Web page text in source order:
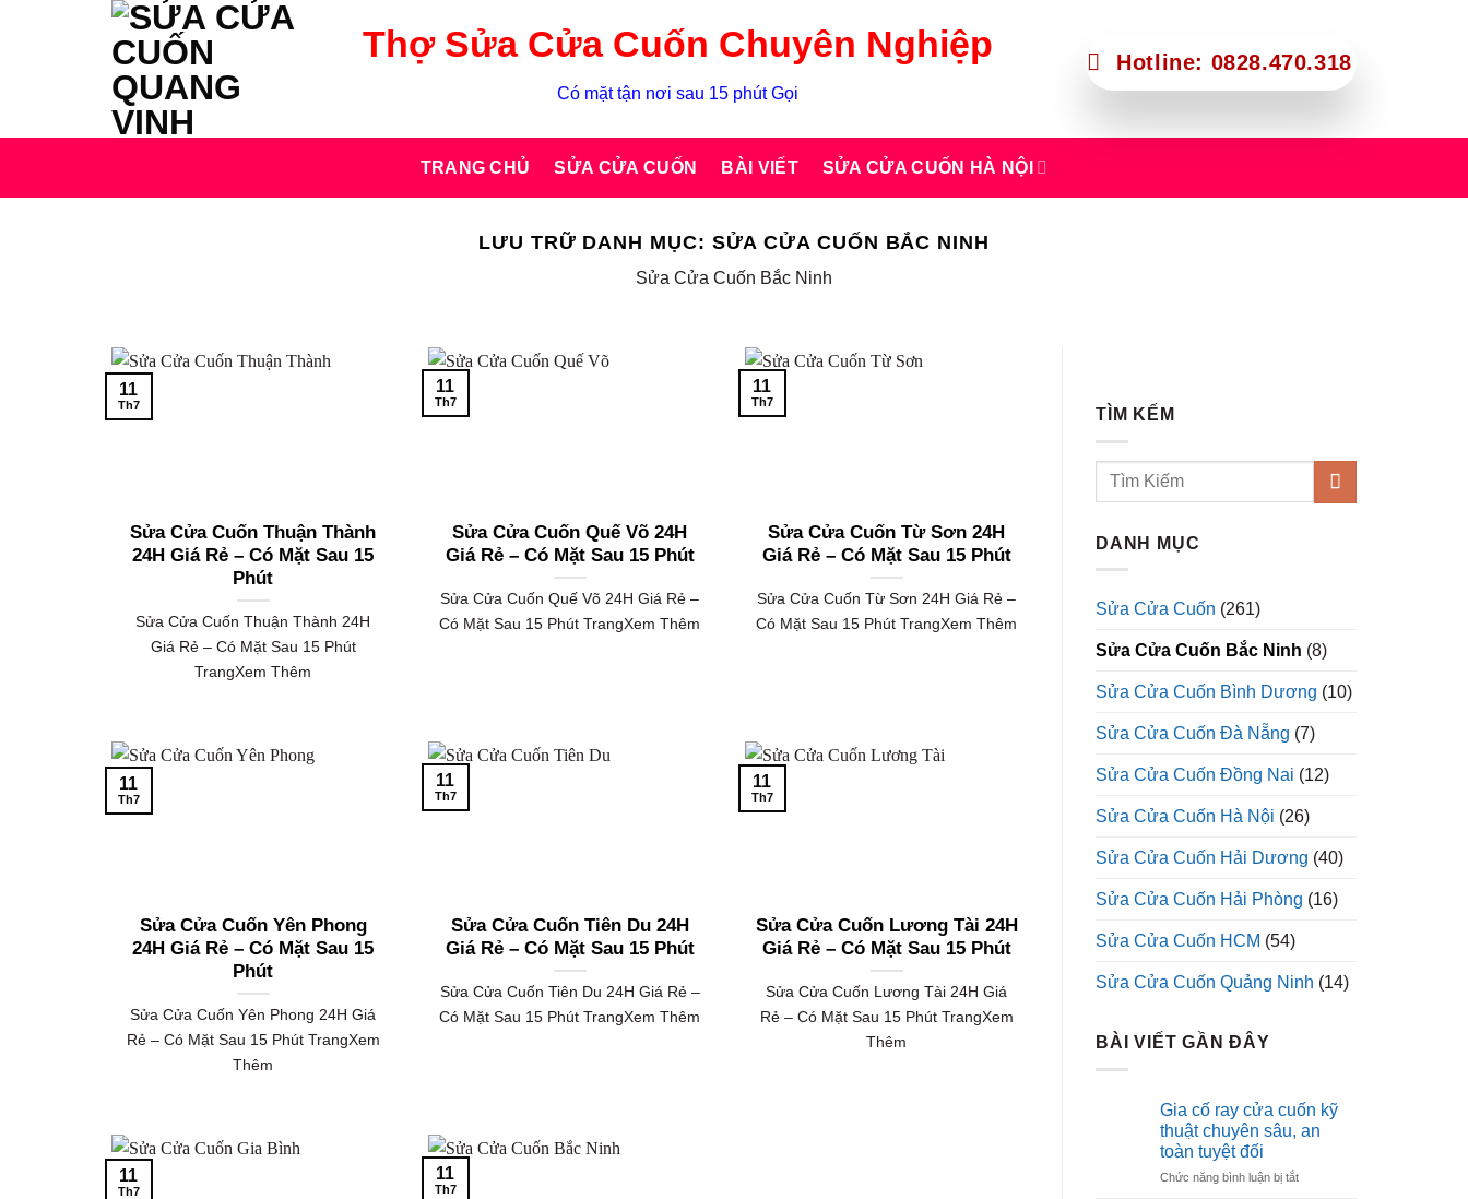
Thợ Sửa Cửa Cuốn Chuyên Nghiệp
Có mặt tận nơi sau 15 phút Gọi
Hotline: 0828.470.318
TRANG CHỦ SỬA CỬA CUỐN BÀI VIẾT SỬA CỬA CUỐN HÀ NỘI
LƯU TRỮ DANH MỤC: SỬA CỬA CUỐN BẮC NINH
Sửa Cửa Cuốn Bắc Ninh
Sửa Cửa Cuốn Thuận Thành
24H Giá Rẻ – Có Mặt Sau 15
Phút
Sửa Cửa Cuốn Thuận Thành 24H
Giá Rẻ – Có Mặt Sau 15 Phút
TrangXem Thêm
11
Th7
Sửa Cửa Cuốn Quế Võ 24H
Giá Rẻ – Có Mặt Sau 15 Phút
Sửa Cửa Cuốn Quế Võ 24H Giá Rẻ –
Có Mặt Sau 15 Phút TrangXem Thêm
11
Th7
Sửa Cửa Cuốn Từ Sơn 24H
Giá Rẻ – Có Mặt Sau 15 Phút
Sửa Cửa Cuốn Từ Sơn 24H Giá Rẻ –
Có Mặt Sau 15 Phút TrangXem Thêm
11
Th7
Sửa Cửa Cuốn Yên Phong
24H Giá Rẻ – Có Mặt Sau 15
Phút
Sửa Cửa Cuốn Yên Phong 24H Giá
Rẻ – Có Mặt Sau 15 Phút TrangXem
Thêm
11
Th7
Sửa Cửa Cuốn Tiên Du 24H
Giá Rẻ – Có Mặt Sau 15 Phút
Sửa Cửa Cuốn Tiên Du 24H Giá Rẻ –
Có Mặt Sau 15 Phút TrangXem Thêm
11
Th7
Sửa Cửa Cuốn Lương Tài 24H
Giá Rẻ – Có Mặt Sau 15 Phút
Sửa Cửa Cuốn Lương Tài 24H Giá
Rẻ – Có Mặt Sau 15 Phút TrangXem
Thêm
11
Th7
11
Th7
11
Th7
TÌM KẾM
DANH MỤC
Sửa Cửa Cuốn (261)
Sửa Cửa Cuốn Bắc Ninh (8)
Sửa Cửa Cuốn Bình Dương (10)
Sửa Cửa Cuốn Đà Nẵng (7)
Sửa Cửa Cuốn Đồng Nai (12)
Sửa Cửa Cuốn Hà Nội (26)
Sửa Cửa Cuốn Hải Dương (40)
Sửa Cửa Cuốn Hải Phòng (16)
Sửa Cửa Cuốn HCM (54)
Sửa Cửa Cuốn Quảng Ninh (14)
BÀI VIẾT GẦN ĐÂY
Gia cố ray cửa cuốn kỹ
thuật chuyên sâu, an
toàn tuyệt đối
Chức năng bình luận bị tắtở